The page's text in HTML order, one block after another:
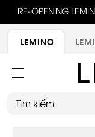
RE-OPENING
trải
LEMINO